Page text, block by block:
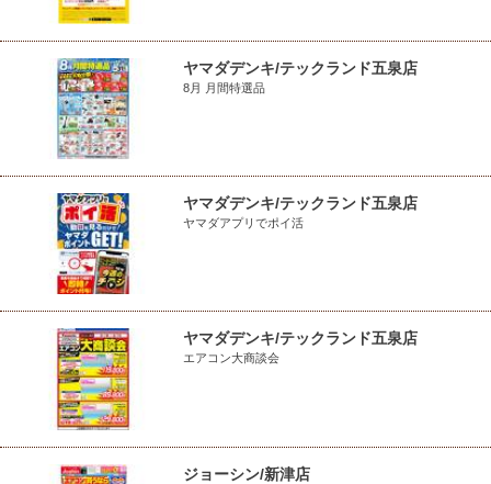
ヤマダデンキ/テックランド五泉店
8月 月間特選品
ヤマダデンキ/テックランド五泉店
ヤマダアプリでポイ活
ヤマダデンキ/テックランド五泉店
エアコン大商談会
ジョーシン/新津店